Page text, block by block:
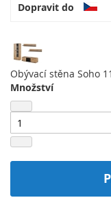
Dopravit do
Obývací stěna Soho 11
Množství